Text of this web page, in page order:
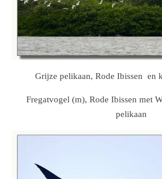
Grijze pelikaan, Rode Ibissen en
Fregatvogel (m), Rode Ibissen met
pelikaan